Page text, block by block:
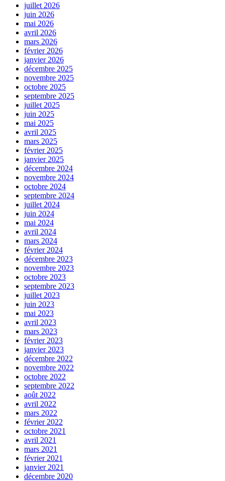
juillet 2026
juin 2026
mai 2026
avril 2026
mars 2026
février 2026
janvier 2026
décembre 2025
novembre 2025
octobre 2025
septembre 2025
juillet 2025
juin 2025
mai 2025
avril 2025
mars 2025
février 2025
janvier 2025
décembre 2024
novembre 2024
octobre 2024
septembre 2024
juillet 2024
juin 2024
mai 2024
avril 2024
mars 2024
février 2024
décembre 2023
novembre 2023
octobre 2023
septembre 2023
juillet 2023
juin 2023
mai 2023
avril 2023
mars 2023
février 2023
janvier 2023
décembre 2022
novembre 2022
octobre 2022
septembre 2022
août 2022
avril 2022
mars 2022
février 2022
octobre 2021
avril 2021
mars 2021
février 2021
janvier 2021
décembre 2020